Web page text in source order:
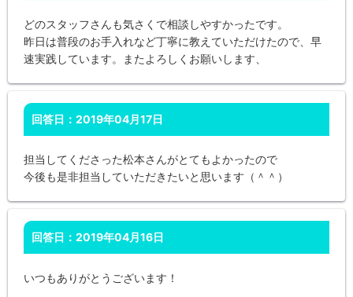
どのスタッフさんも気さくで相談しやすかったです。
昨日は普段のお手入れなど丁寧に教えていただけたので、早
速実践しています。またよろしくお願いします、
回答日：2019年04月17日
担当してくださった松本さんがとてもよかったので
今後も是非担当していただきたいと思います（＾＾）
回答日：2019年04月16日
いつもありがとうございます！